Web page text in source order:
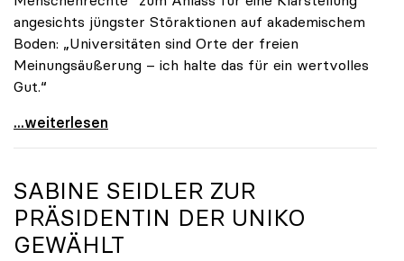
angesichts jüngster Störaktionen auf akademischem
Boden: „Universitäten sind Orte der freien
Meinungsäußerung – ich halte das für ein wertvolles
Gut.“
Seidler: „Universitäten sind Orte der freien
...weiterlesen
SABINE SEIDLER ZUR
PRÄSIDENTIN DER UNIKO
GEWÄHLT